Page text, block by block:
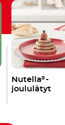
Nutella®-
joululätyt